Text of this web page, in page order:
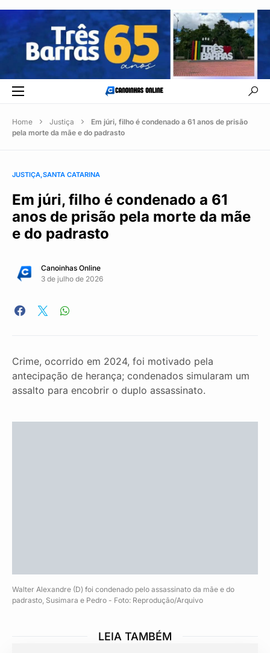
Home Justiça
Em júri, filho é condenado a 61 anos de prisão
pela morte da mãe e do padrasto
JUSTIÇA SANTA CATARINA
Em júri, filho é condenado a 61
anos de prisão pela morte da mãe
e do padrasto
Canoinhas Online
3 de julho de 2026
Crime, ocorrido em 2024, foi motivado pela
antecipação de herança; condenados simularam um
assalto para encobrir o duplo assassinato.
Walter Alexandre (D) foi condenado pelo assassinato da mãe e do
padrasto, Susimara e Pedro - Foto: Reprodução/Arquivo
LEIA TAMBÉM